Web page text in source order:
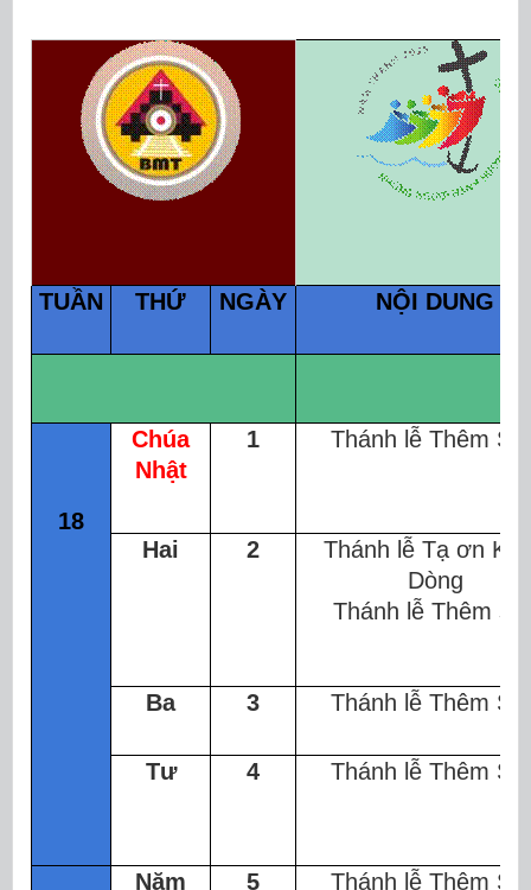
TUẦN THỨ NGÀY NỘI DUNG
18
Chúa
Nhật
1 Thánh lễ Thêm
Hai 2
Thánh lễ Tạ ơn
Dòng
Thánh lễ Thêm
Ba 3 Thánh lễ Thêm
Tư 4 Thánh lễ Thêm
Năm 5 Thánh lễ Thêm